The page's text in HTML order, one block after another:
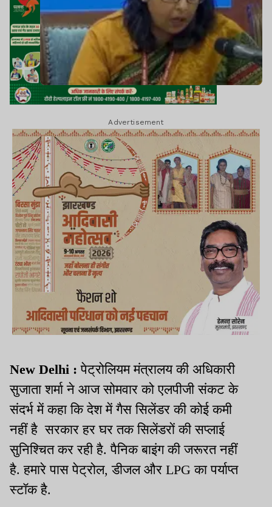
Advertisement
New Delhi :पेट्रोलियम मंत्रालय की अधिकारी
सुजाता शर्मा ने आज सोमवार को एलपीजी संकट के
संदर्भ में कहा कि देश में गैस सिलेंडर की कोई कमी
नहीं है सरकार हर घर तक सिलेंडरों की सप्लाई
सुनिश्चित कर रही है. पैनिक बाइंग की जरूरत नहीं
है. हमारे पास पेट्रोल, डीजल और LPG का पर्याप्त‍
स्टॉक है.